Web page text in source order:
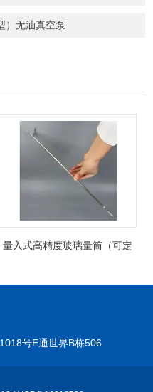
）无油真空泵
量入式高精度玻璃量筒（可定
号E通世界B栋506